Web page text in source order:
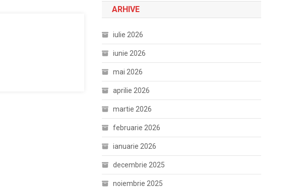
ARHIVE
iulie 2026
iunie 2026
mai 2026
aprilie 2026
martie 2026
februarie 2026
ianuarie 2026
decembrie 2025
noiembrie 2025